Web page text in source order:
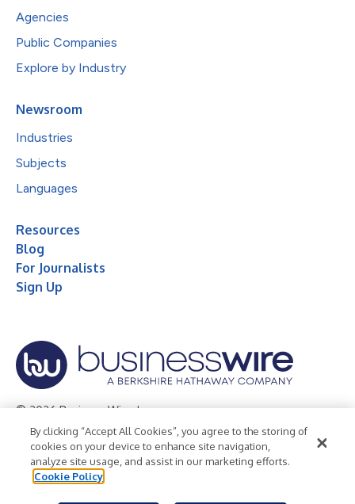
Agencies
Public Companies
Explore by Industry
Newsroom
Industries
Subjects
Languages
Resources
Blog
For Journalists
Sign Up
© 2026 Business Wire, Inc.
Privacy Policy Cookie Policy
Accessibility Statement
Terms of Use
Legal
By clicking “Accept All Cookies”, you agree to the storing of
cookies on your device to enhance site navigation,
analyze site usage, and assist in our marketing efforts.
Cookie Policy